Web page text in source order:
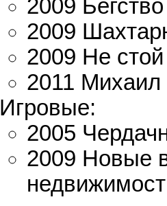
2009
2009
2009 Не
2011 Михаил
Игровые:
2005
2009 Новые